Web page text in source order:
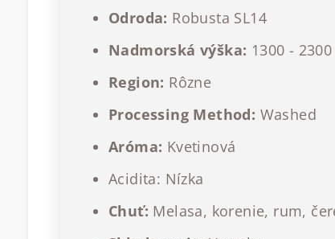
Odroda: Robusta SL14
Nadmorská výška: 1300 -
Region: Rôzne
Processing Method: Washed
Aróma: Kvetinová
Acidita: Nízka
Chuť: Melasa, korenie, rum,